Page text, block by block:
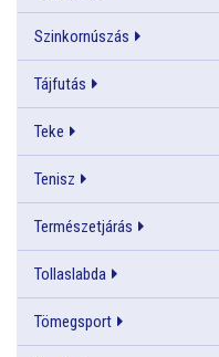
Szinkornúszás
Tájfutás
Teke
Tenisz
Természetjárás
Tollaslabda
Tömegsport